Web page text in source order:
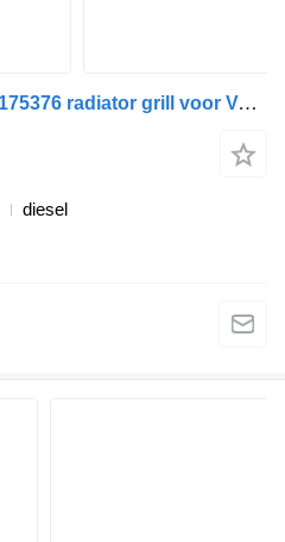
Volvo FM9 (01.01-12.05) 3175376 radiator grill voor Volvo FM7-FM12, FM, FMX (1998-2014) trekker
diesel